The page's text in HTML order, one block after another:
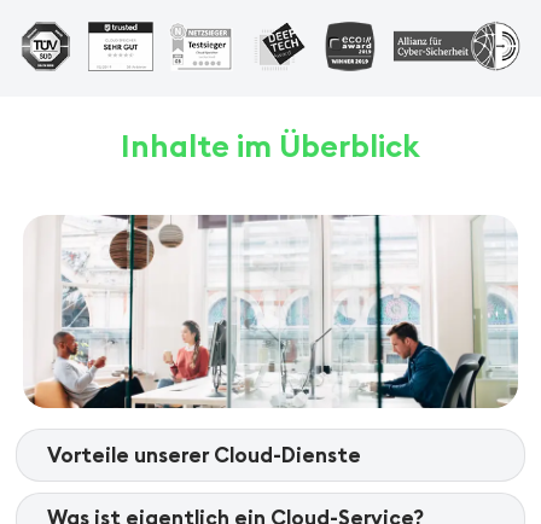
Inhalte im Überblick
Vorteile unserer Cloud-Dienste
Was ist eigentlich ein Cloud-Service?